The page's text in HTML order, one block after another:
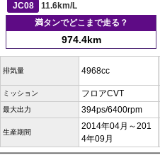
JC08
11.6km/L
満タンでどこまで走る？
974.4km
排気量 4968cc
ミッション フロアCVT
最大出力 394ps/6400rpm
生産期間
2014年04月～201
4年09月